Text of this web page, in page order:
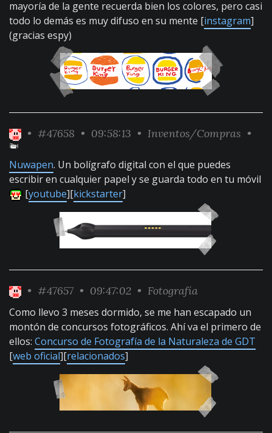
mayoría de la gente recuerda bien los colores, pero casi
todo lo demás es muy difuso en su mente [instagram]
(gracias espy)
• #47658 • 09:58:13 • Inventos/Compras •
Nuwapen. Un bolígrafo digital con el que puedes
escribir en cualquier papel y se guarda todo en tu móvil
[youtube][kickstarter]
• #47657 • 09:47:02 • Fotografía
Como llevo 3 meses dormido, se me han escapado un
montón de concursos fotográficos. Ahí va el primero de
ellos: Concurso de Fotografía de la Naturaleza de GDT
[web oficial][relacionados]